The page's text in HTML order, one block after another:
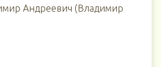
Андреевич (Владимир